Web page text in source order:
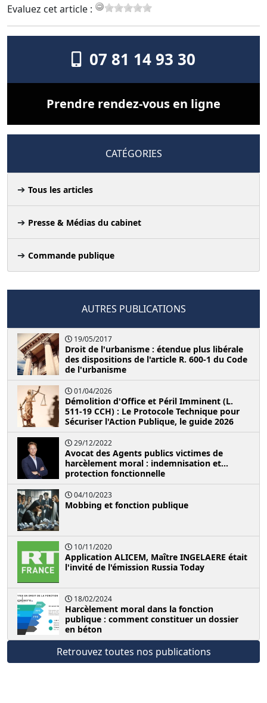
Evaluez cet article :
07 81 14 93 30
Prendre rendez-vous en ligne
CATÉGORIES
Tous les articles
Presse & Médias du cabinet
Commande publique
AUTRES PUBLICATIONS
19/05/2017
Droit de l'urbanisme : étendue plus libérale
des dispositions de l'article R. 600-1 du Code
de l'urbanisme
01/04/2026
Démolition d'Office et Péril Imminent (L.
511-19 CCH) : Le Protocole Technique pour
Sécuriser l'Action Publique, le guide 2026
29/12/2022
Avocat des Agents publics victimes de
harcèlement moral : indemnisation et...
protection fonctionnelle
04/10/2023
Mobbing et fonction publique
10/11/2020
Application ALICEM, Maître INGELAERE était
l'invité de l'émission Russia Today
18/02/2024
Harcèlement moral dans la fonction
publique : comment constituer un dossier
en béton
Retrouvez toutes nos publications